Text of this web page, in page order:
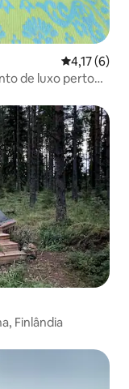
4,17 de
4,17 (6)
de luxo perto
Finlândia